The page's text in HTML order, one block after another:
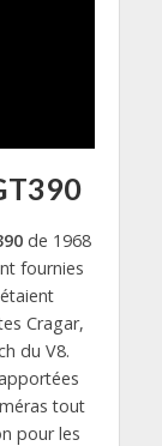
de 1968
fournies
Cragar,
du V8.
tout
pour les